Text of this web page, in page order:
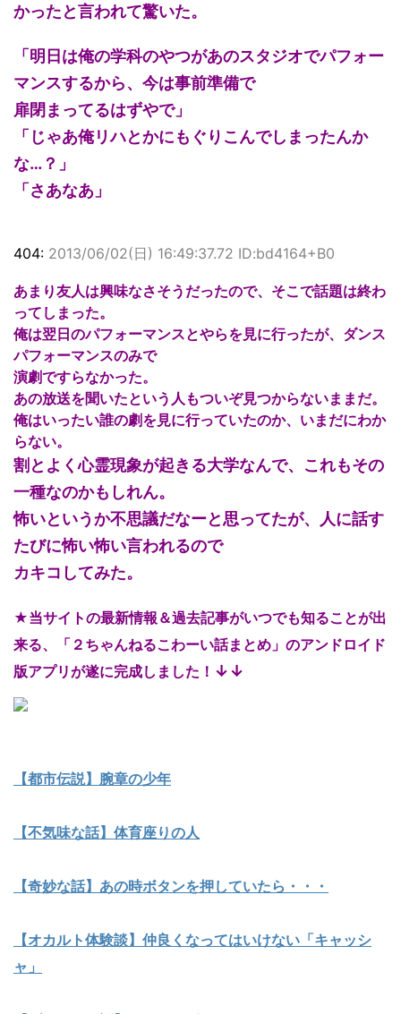
かったと言われて驚いた。
「明日は俺の学科のやつがあのスタジオでパフォー
マンスするから、今は事前準備で
扉閉まってるはずやで」
「じゃあ俺リハとかにもぐりこんでしまったんか
な…？」
「さあなあ」
404: 2013/06/02(日) 16:49:37.72 ID:bd4164+B0
あまり友人は興味なさそうだったので、そこで話題は終わ
ってしまった。
俺は翌日のパフォーマンスとやらを見に行ったが、ダンス
パフォーマンスのみで
演劇ですらなかった。
あの放送を聞いたという人もついぞ見つからないままだ。
俺はいったい誰の劇を見に行っていたのか、いまだにわか
らない。
割とよく心霊現象が起きる大学なんで、これもその
一種なのかもしれん。
怖いというか不思議だなーと思ってたが、人に話す
たびに怖い怖い言われるので
カキコしてみた。
★当サイトの最新情報＆過去記事がいつでも知ることが出
来る、「２ちゃんねるこわーい話まとめ」のアンドロイド
版アプリが遂に完成しました！ ↓↓
【都市伝説】腕章の少年
【不気味な話】体育座りの人
【奇妙な話】あの時ボタンを押していたら・・・
【オカルト体験談】仲良くなってはいけない「キャッシ
ャ」